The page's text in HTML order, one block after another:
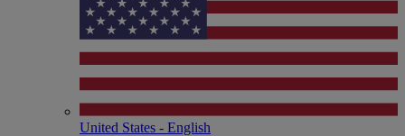
United States - English